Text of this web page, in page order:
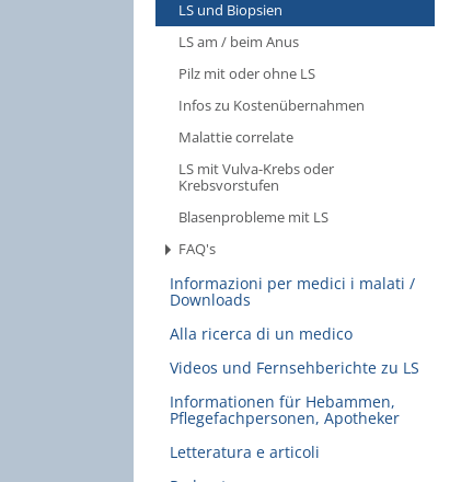
LS und Biopsien
LS am / beim Anus
Pilz mit oder ohne LS
Infos zu Kostenübernahmen
Malattie correlate
LS mit Vulva-Krebs oder
Krebsvorstufen
Blasenprobleme mit LS
FAQ's
Informazioni per medici i malati /
Downloads
Alla ricerca di un medico
Videos und Fernsehberichte zu LS
Informationen für Hebammen,
Pflegefachpersonen, Apotheker
Letteratura e articoli